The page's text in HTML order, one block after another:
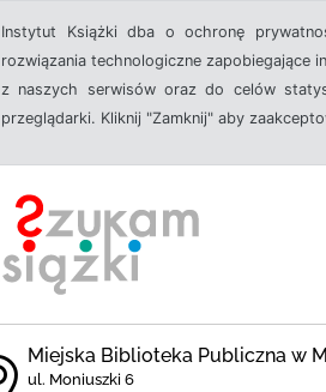
Instytut Książki dba o ochronę
rozwiązania technologiczne zapobiegające
z naszych serwisów oraz do celów
przeglądarki. Kliknij "Zamknij" aby
Miejska Biblioteka Publiczna w
ul. Moniuszki 6